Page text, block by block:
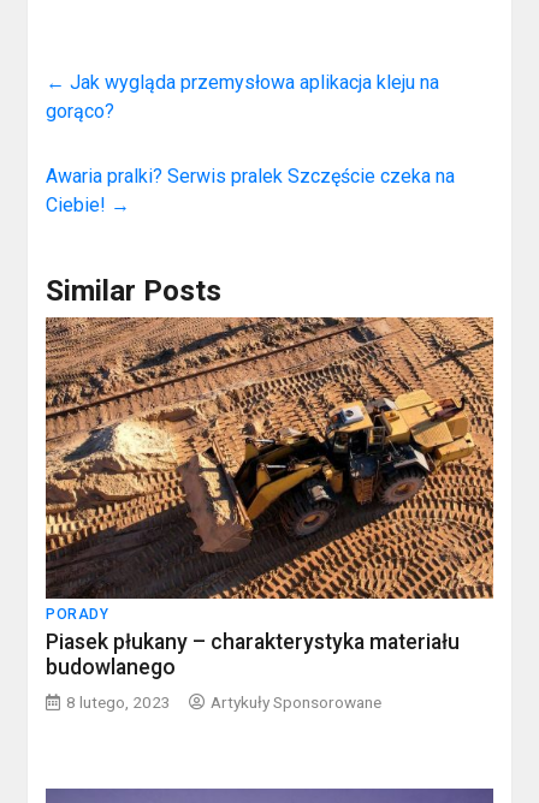
← Jak wygląda przemysłowa aplikacja kleju na
gorąco?
Awaria pralki? Serwis pralek Szczęście czeka na
Ciebie! →
Similar Posts
PORADY
Piasek płukany – charakterystyka materiału
budowlanego
8 lutego, 2023 Artykuły Sponsorowane